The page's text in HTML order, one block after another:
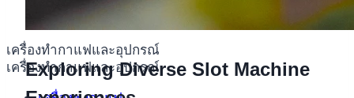
เครื่องทำกาแฟและอุปกรณ์
เครื่องทำกาแฟและอุปกรณ์
Exploring Diverse Slot Machine